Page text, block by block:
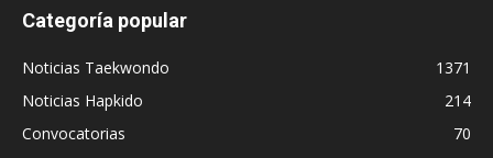
Categoría popular
Noticias Taekwondo
1371
Noticias Hapkido
214
Convocatorias
70